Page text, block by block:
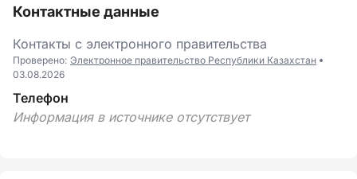
Контактные данные
Контакты с электронного правительства
Проверено: Электронное правительство Республики Казахстан
03.08.2026
Телефон
Информация в источнике отсутствует